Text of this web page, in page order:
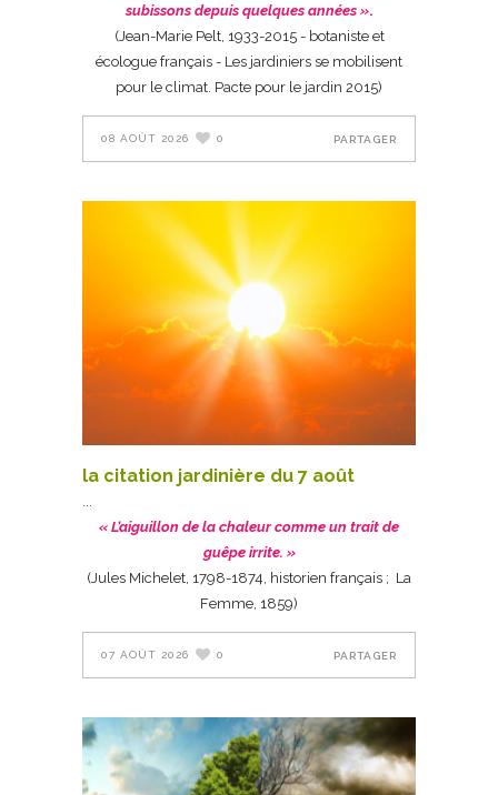
subissons depuis quelques années ».
(Jean-Marie Pelt, 1933-2015 - botaniste et
écologue français - Les jardiniers se mobilisent
pour le climat. Pacte pour le jardin 2015)
08 AOÛT 2026 0 PARTAGER
la citation jardinière du 7 août
« L’aiguillon de la chaleur comme un trait de
guêpe irrite. »
(Jules Michelet, 1798-1874, historien français ; La
Femme, 1859)
07 AOÛT 2026 0 PARTAGER